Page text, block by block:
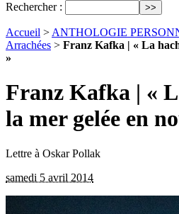
Rechercher :
Accueil > ANTHOLOGIE
Arrachées > Franz Kafka | « La
»
Franz Kafka | «
la mer gelée en
Lettre à Oskar Pollak
samedi 5 avril 2014